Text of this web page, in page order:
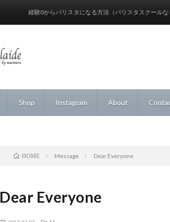
Shop Instagram About
経験0からバリスタになる方法（バリスタスクールなし）
HOME Message Dear Everyone
Dear Everyone